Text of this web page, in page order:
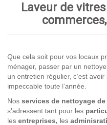
Laveur de
Que cela soit pour vos locaux
ménager, passer par un
un entretien régulier, c’est
impeccable toute l’année.
Nos services de nettoyage de
s’adressent tant pour les
les entreprises, les